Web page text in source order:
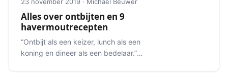
Alles over ontbijten en 9
havermoutrecepten
“Ontbijt als een keizer, lunch als een
koning en dineer als een bedelaar.”